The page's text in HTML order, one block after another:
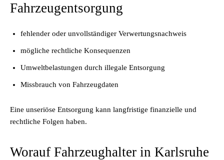
Fahrzeugentsorgung
fehlender oder unvollständiger Verwertungsnachweis
mögliche rechtliche Konsequenzen
Umweltbelastungen durch illegale Entsorgung
Missbrauch von Fahrzeugdaten
Eine unseriöse Entsorgung kann langfristige finanzielle und
rechtliche Folgen haben.
Worauf Fahrzeughalter in Karlsruhe